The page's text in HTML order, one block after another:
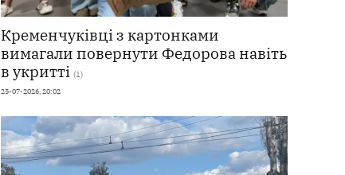
Кременчуківці з картонками
вимагали повернути Федорова навіть
в укритті (1)
25-07-2026, 20:02